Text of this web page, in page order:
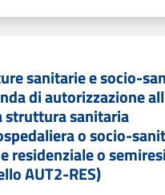
sanitarie e socio-
di autorizzazione
struttura sanitaria
o socio-
residenziale o
AUT2-RES)